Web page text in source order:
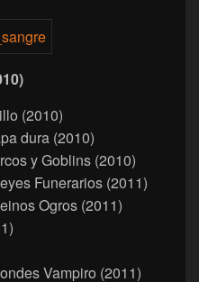
(2010)
dura (2010)
y Goblins (2010)
Funerarios (2011)
Ogros (2011)
Vampiro (2011)